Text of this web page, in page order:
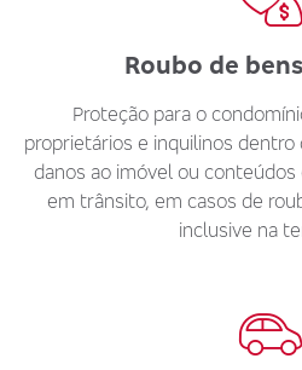
Roubo de
Proteção para o
proprietários e inquilinos dentro
danos ao imóvel ou
em trânsito, em casos de
inclusive na